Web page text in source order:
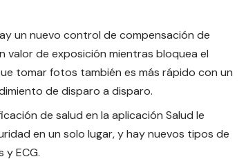
un nuevo control de compensación de
valor de exposición mientras bloquea el
tomar fotos también es más rápido con un
de disparo a disparo.
de salud en la aplicación Salud le
en un solo lugar, y hay nuevos tipos de
y ECG.